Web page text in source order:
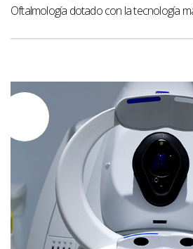
Oftalmología dotado con la tecnología